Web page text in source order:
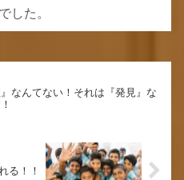
した。
』なんてない！それは『発見』な
る！！